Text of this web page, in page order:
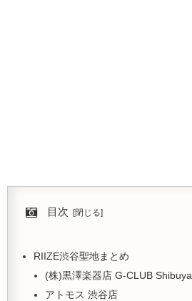
目次
RIIZE渋谷聖地まとめ
(株)黒澤楽器店 G-CLUB Shibuya
アトモス 渋谷店